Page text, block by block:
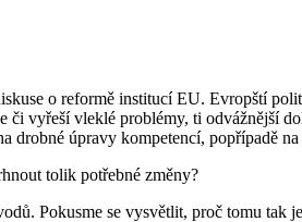
o reformě institucí EU. Evropští
vyřeší vleklé problémy, ti odvážnější
drobné úpravy kompetencí, popřípadě
tolik potřebné změny?
Pokusme se vysvětlit, proč tomu tak